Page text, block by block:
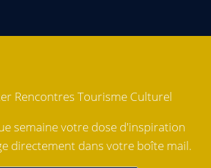
Rencontres Tourisme Culturel
semaine votre dose d'inspiration
directement dans votre boîte mail.